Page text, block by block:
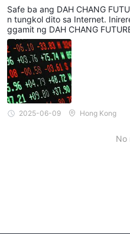
Safe ba ang DAH CHANG
n tungkol dito sa Internet.
ggamit ng DAH CHANG
2025-06-09 Hong Kong
No